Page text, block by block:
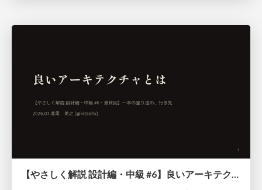
【やさしく解説 設計編・中級 #6】良いアーキテクチャとは ～ 一本の登り道の、行き先 ～